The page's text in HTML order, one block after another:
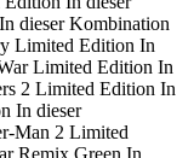
In dieser Kombination
Limited Edition In
Limited Edition In
2 Limited Edition In
In dieser
Man 2 Limited